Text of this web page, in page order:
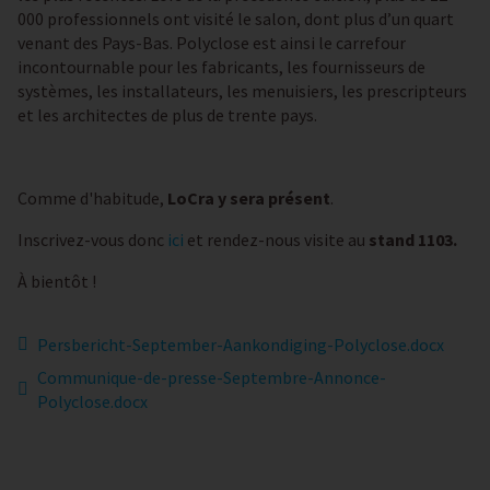
000 professionnels ont visité le salon, dont plus d’un quart
venant des Pays-Bas. Polyclose est ainsi le carrefour
incontournable pour les fabricants, les fournisseurs de
systèmes, les installateurs, les menuisiers, les prescripteurs
et les architectes de plus de trente pays.
Comme d'habitude, LoCra y sera présent.
Inscrivez-vous donc ici et rendez-nous visite au stand 1103.
À bientôt !
Persbericht-September-Aankondiging-Polyclose.docx
Communique-de-presse-Septembre-Annonce-
Polyclose.docx